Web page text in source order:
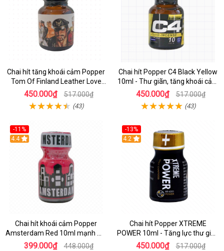
Chai hít tăng khoái cảm Popper
Tom Of Finland Leather Love
10ml
450.000₫ 517.000₫
(43)
Chai hít Popper C4 Black Yellow
10ml - Thư giãn, tăng khoái cảm
mạnh mẽ
450.000₫ 517.000₫
(43)
-11%
Hot
4.4
Chai hít khoái cảm Popper
Amsterdam Red 10ml mạnh mẽ
thăng hoa
399.000₫ 448.000₫
-13%
Hot
4.2
Chai hít Popper XTREME
POWER 10ml - Tăng lực thư giãn
quan hệ
450.000₫ 517.000₫